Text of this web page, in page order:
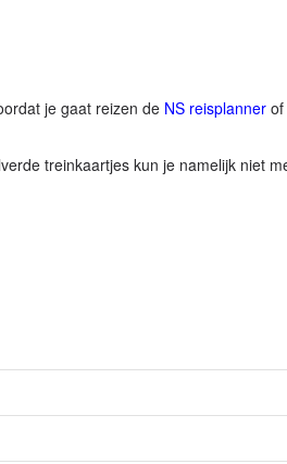
je gaat reizen de NS reisplanner
treinkaartjes kun je namelijk niet